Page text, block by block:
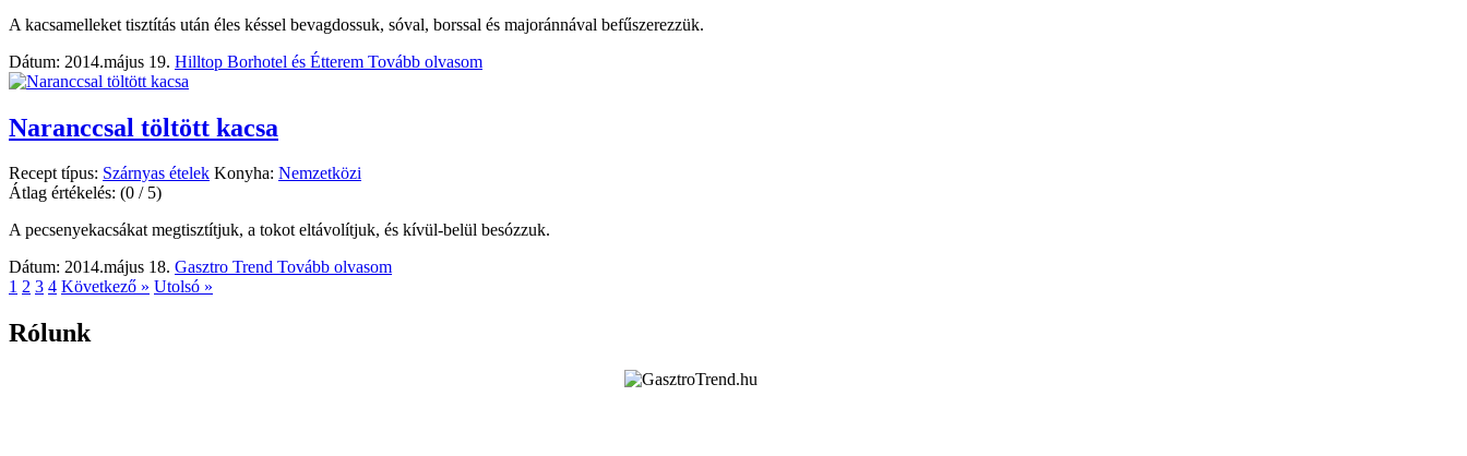
A kacsamelleket tisztítás után éles késsel bevagdossuk, sóval, borssal és majoránnával befűszerezzük.
Dátum: 2014.május 19. Hilltop Borhotel és Étterem Tovább olvasom
Naranccsal töltött kacsa
Recept típus: Szárnyas ételek Konyha: Nemzetközi
Átlag értékelés: (0 / 5)
A pecsenyekacsákat megtisztítjuk, a tokot eltávolítjuk, és kívül-belül besózzuk.
Dátum: 2014.május 18. Gasztro Trend Tovább olvasom
1 2 3 4 Következő » Utolsó »
Rólunk